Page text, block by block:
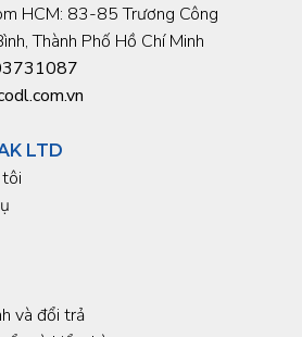
HCM: 83-85 Trương Công
Thành Phố Hồ Chí Minh
LTD
và đổi trả